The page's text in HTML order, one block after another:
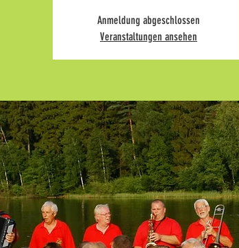
Anmeldung abgeschlossen
Veranstaltungen ansehen